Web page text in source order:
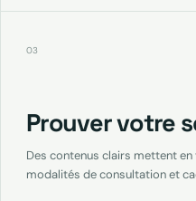
03
Prouver votre
Des contenus clairs mettent
modalités de consultation et